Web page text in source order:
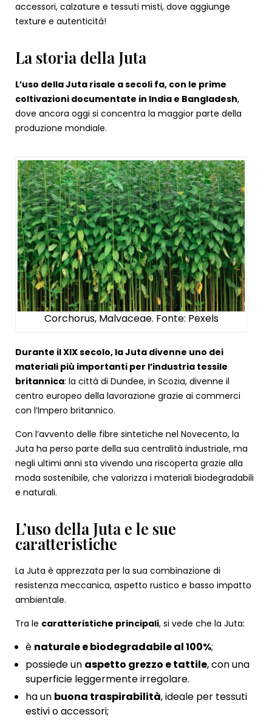
accessori, calzature e tessuti misti, dove aggiunge
texture e autenticità!
La storia della Juta
L’uso della Juta risale a secoli fa, con le prime
coltivazioni documentate in India e Bangladesh,
dove ancora oggi si concentra la maggior parte della
produzione mondiale.
Corchorus, Malvaceae. Fonte: Pexels
Durante il XIX secolo, la Juta divenne uno dei
materiali più importanti per l’industria tessile
britannica: la città di Dundee, in Scozia, divenne il
centro europeo della lavorazione grazie ai commerci
con l’Impero britannico.
Con l’avvento delle fibre sintetiche nel Novecento, la
Juta ha perso parte della sua centralità industriale, ma
negli ultimi anni sta vivendo una riscoperta grazie alla
moda sostenibile, che valorizza i materiali biodegradabili
e naturali.
L’uso della Juta e le sue
caratteristiche
La Juta è apprezzata per la sua combinazione di
resistenza meccanica, aspetto rustico e basso impatto
ambientale.
Tra le caratteristiche principali, si vede che la Juta:
è naturale e biodegradabile al 100%;
possiede un aspetto grezzo e tattile, con una
superficie leggermente irregolare.
ha un buona traspirabilità, ideale per tessuti
estivi o accessori;